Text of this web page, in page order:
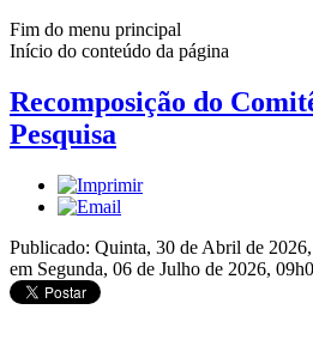
Fim do menu principal
Início do conteúdo da página
Recomposição do
Pesquisa
Publicado: Quinta, 30 de Abril de
em Segunda, 06 de Julho de 2026,